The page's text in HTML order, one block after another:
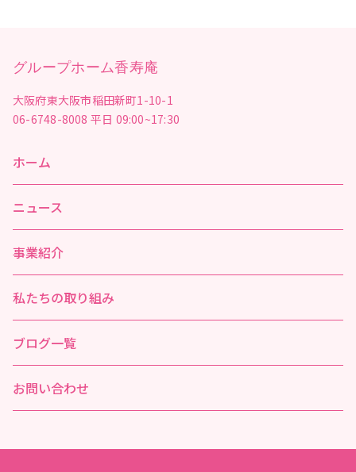
グループホーム香寿庵
大阪府東大阪市稲田新町1-10-1
06-6748-8008 平日 09:00~17:30
ホーム
ニュース
事業紹介
私たちの取り組み
ブログ一覧
お問い合わせ